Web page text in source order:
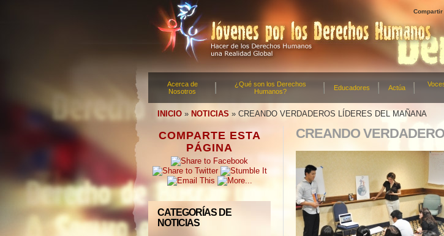
Compartir
Acerca de
Nosotros
¿Qué son los Derechos
Humanos?
Educadores Actúa
INICIO » NOTICIAS » CREANDO VERDADEROS LÍDERES DEL MAÑANA
COMPARTE ESTA
PÁGINA
CATEGORÍAS DE
NOTICIAS
CREANDO